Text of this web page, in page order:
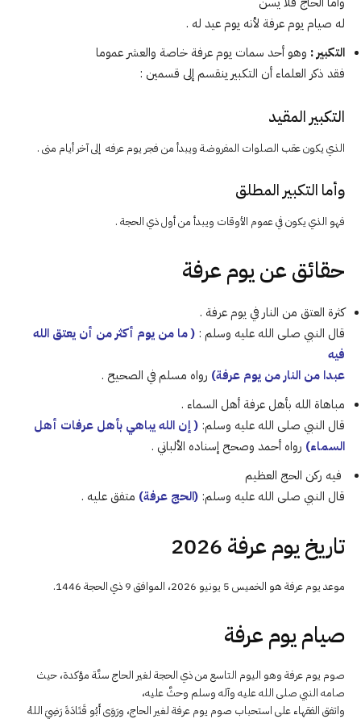
له صيام يوم عرفة لأنه يوم عيد له .
التكبير : وهو أحد سمات يوم عرفة خاصة والعشر عموما
فقد ذكر العلماء أن التكبير ينقسم إلى قسمين :
التكبير المقيد
الذي يكون عقب الصلوات المفروضة ويبدأ من فجر يوم عرفه إلى آخر أيام منى .
وأما التكبير المطلق
فهو الذي يكون في عموم الأوقات ويبدأ من أول ذي الحجة .
حقائق عن يوم عرفة
كثرة العتق من النار في يوم عرفة .
قال النبي صلى الله عليه وسلم : ( ما من يوم أكثر من أن يعتق الله
فيه
عبدا من النار من يوم عرفة) رواه مسلم في الصحيح .
مباهاة الله بأهل عرفة أهل السماء .
قال النبي صلى الله عليه وسلم: ( إن الله يباهي بأهل عرفات أهل
السماء) رواه أحمد وصحح إسناده الألباني .
فيه ركن الحج العظيم
قال النبي صلى الله عليه وسلم: (الحج عرفة) متفق عليه .
تاريخ يوم عرفة 2026
موعد يوم عرفة هو الخميس 5 يونيو 2026، الموافق 9 ذي الحجة 1446.
صيام يوم عرفة
صوم يوم عرفة وهو اليوم التاسع من ذي الحجة لغير الحاج سنَّة مؤكدة، حيث
صامه النبي صلى الله عليه وآله وسلم وحثَّ عليه،
واتفق الفقهاء على استحباب صوم يوم عرفة لغير الحاج، ورَوَى أَبُو قَتَادَةَ رَضِيَ اللهُ